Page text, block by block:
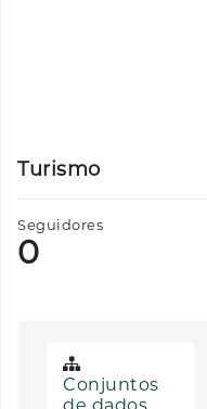
Turismo
Seguidores
0
Conjuntos